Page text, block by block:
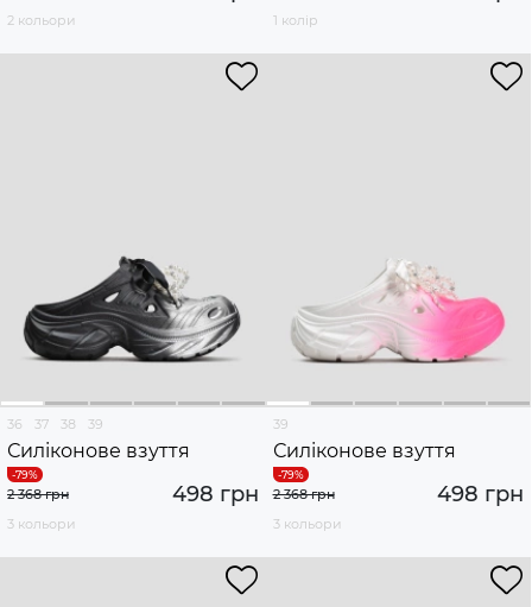
2 кольори 1 колір
36 37 38 39
Силіконове взуття
498 грн
2 368 грн
3 кольори
39
Силіконове взуття
498 грн
2 368 грн
3 кольори